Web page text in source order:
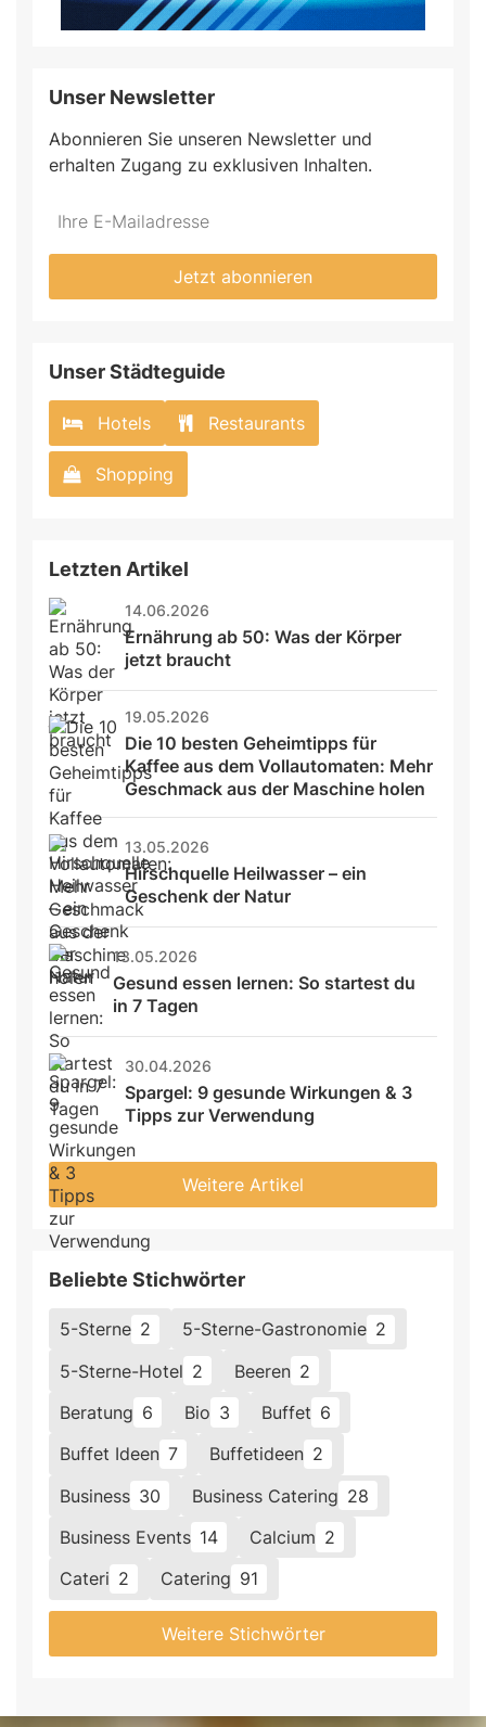
Unser Newsletter
Abonnieren Sie unseren Newsletter und
erhalten Zugang zu exklusiven Inhalten.
Jetzt abonnieren
Unser Städteguide
Hotels Restaurants
Shopping
Letzten Artikel
14.06.2026
Ernährung ab 50: Was der Körper
jetzt braucht
19.05.2026
Die 10 besten Geheimtipps für
Kaffee aus dem Vollautomaten: Mehr
Geschmack aus der Maschine holen
13.05.2026
Hirschquelle Heilwasser – ein
Geschenk der Natur
13.05.2026
Gesund essen lernen: So startest du
in 7 Tagen
30.04.2026
Spargel: 9 gesunde Wirkungen & 3
Tipps zur Verwendung
Weitere Artikel
Beliebte Stichwörter
5-Sterne 2 5-Sterne-Gastronomie 2
5-Sterne-Hotel 2 Beeren 2
Beratung 6 Bio 3 Buffet 6
Buffet Ideen 7 Buffetideen 2
Business 30 Business Catering 28
Business Events 14 Calcium 2
Cateri 2 Catering 91
Weitere Stichwörter